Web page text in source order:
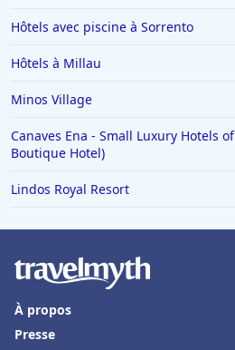
Hôtels avec piscine à Sorrento
Hôtels à Millau
Minos Village
Canaves Ena - Small Luxury Hotels
Boutique Hotel)
Lindos Royal Resort
À propos
Presse